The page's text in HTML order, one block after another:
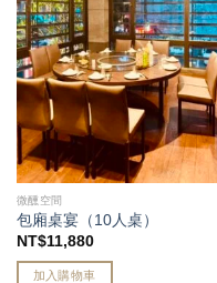
微醺空間
包廂桌宴（10人桌）
NT$11,880
加入購物車